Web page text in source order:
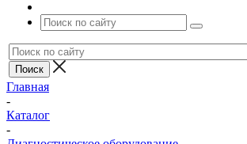
Главная
-
Каталог
-